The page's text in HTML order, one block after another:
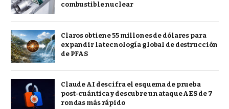
combustible nuclear
Claros obtiene 55 millones de dólares para
expandir la tecnología global de destrucción
de PFAS
Claude AI descifra el esquema de prueba
post-cuántica y descubre un ataque AES de 7
rondas más rápido